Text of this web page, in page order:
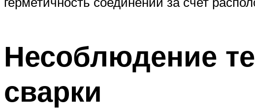
Несоблюдение
сварки